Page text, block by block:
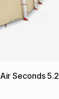
Air Seconds 5.2